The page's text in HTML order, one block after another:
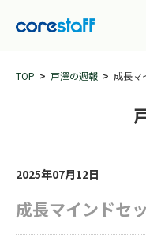
TOP 戸澤の週報 成長マ
2025年07月12日
成長マインドセ